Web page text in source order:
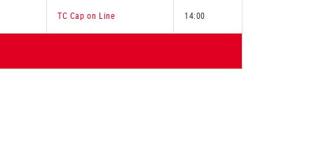
TC Cap on Line 14:00